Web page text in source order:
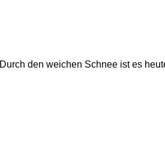
Durch den weichen Schnee ist es